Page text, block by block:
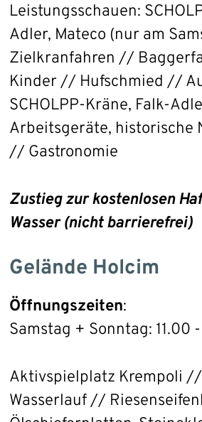
Leistungsschauen:
Adler, Mateco (nur am
Zielkranfahren //
Kinder // Hufschmied //
SCHOLPP-Kräne, Falk-
Arbeitsgeräte, historische
// Gastronomie
Zustieg zur kostenlosen
Wasser (nicht barrierefrei)
Gelände Holcim
Öffnungszeiten:
Samstag + Sonntag: 11.00
Aktivspielplatz Krempoli //
Wasserlauf //